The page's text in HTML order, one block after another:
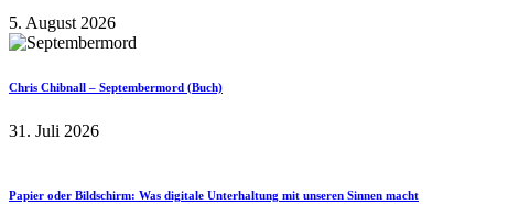
5. August 2026
Chris Chibnall – Septembermord (Buch)
31. Juli 2026
Papier oder Bildschirm: Was digitale Unterhaltung mit unseren Sinnen macht